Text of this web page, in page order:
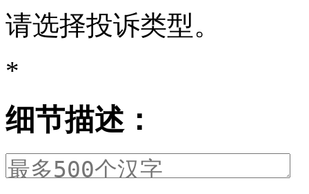
请选择投诉类型。
*
细节描述：